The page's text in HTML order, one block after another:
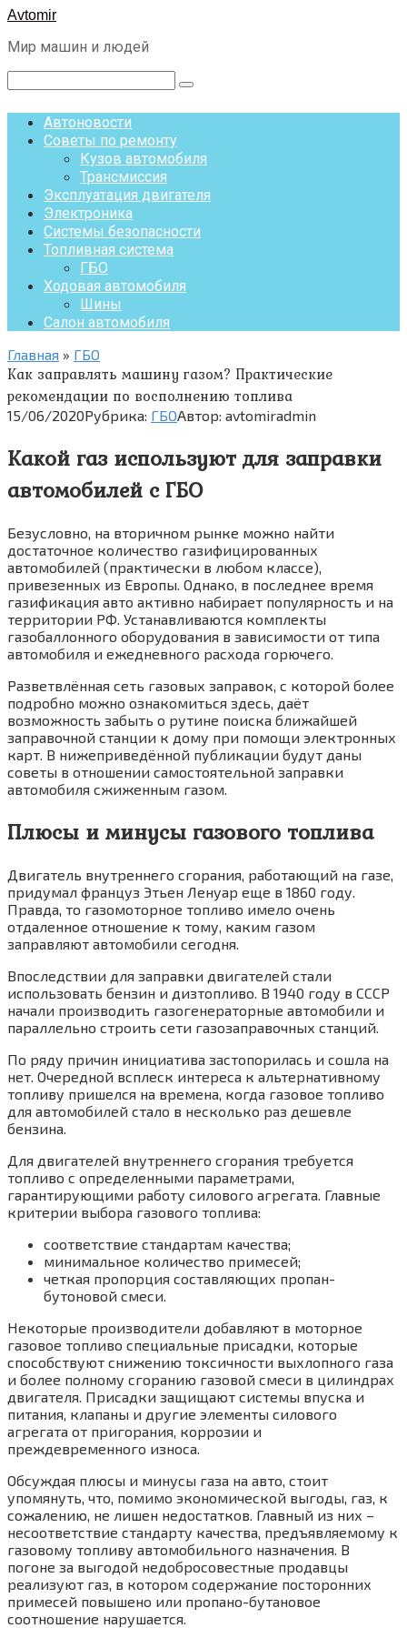
Перейти
контенту
Avtomir
Мир машин и людей
Поиск:
Автоновости
Советы по ремонту
Кузов автомобиля
Трансмиссия
Эксплуатация двигателя
Электроника
Системы безопасности
Топливная система
ГБО
Ходовая автомобиля
Шины
Салон автомобиля
Главная » ГБО
Как заправлять машину газом? Практические
рекомендации по восполнению топлива
15/06/2020Рубрика: ГБОАвтор: avtomiradmin
Какой газ используют для заправки
автомобилей с ГБО
Безусловно, на вторичном рынке можно найти
достаточное количество газифицированных
автомобилей (практически в любом классе),
привезенных из Европы. Однако, в последнее время
газификация авто активно набирает популярность и на
территории РФ. Устанавливаются комплекты
газобаллонного оборудования в зависимости от типа
автомобиля и ежедневного расхода горючего.
Разветвлённая сеть газовых заправок, с которой более
подробно можно ознакомиться здесь, даёт
возможность забыть о рутине поиска ближайшей
заправочной станции к дому при помощи электронных
карт. В нижеприведённой публикации будут даны
советы в отношении самостоятельной заправки
автомобиля сжиженным газом.
Плюсы и минусы газового топлива
Двигатель внутреннего сгорания, работающий на газе,
придумал француз Этьен Ленуар еще в 1860 году.
Правда, то газомоторное топливо имело очень
отдаленное отношение к тому, каким газом
заправляют автомобили сегодня.
Впоследствии для заправки двигателей стали
использовать бензин и дизтопливо. В 1940 году в СССР
начали производить газогенераторные автомобили и
параллельно строить сети газозаправочных станций.
По ряду причин инициатива застопорилась и сошла на
нет. Очередной всплеск интереса к альтернативному
топливу пришелся на времена, когда газовое топливо
для автомобилей стало в несколько раз дешевле
бензина.
Для двигателей внутреннего сгорания требуется
топливо с определенными параметрами,
гарантирующими работу силового агрегата. Главные
критерии выбора газового топлива:
соответствие стандартам качества;
минимальное количество примесей;
четкая пропорция составляющих пропан-
бутоновой смеси.
Некоторые производители добавляют в моторное
газовое топливо специальные присадки, которые
способствуют снижению токсичности выхлопного газа
и более полному сгоранию газовой смеси в цилиндрах
двигателя. Присадки защищают системы впуска и
питания, клапаны и другие элементы силового
агрегата от пригорания, коррозии и
преждевременного износа.
Обсуждая плюсы и минусы газа на авто, стоит
упомянуть, что, помимо экономической выгоды, газ, к
сожалению, не лишен недостатков. Главный из них –
несоответствие стандарту качества, предъявляемому к
газовому топливу автомобильного назначения. В
погоне за выгодой недобросовестные продавцы
реализуют газ, в котором содержание посторонних
примесей повышено или пропано-бутановое
соотношение нарушается.